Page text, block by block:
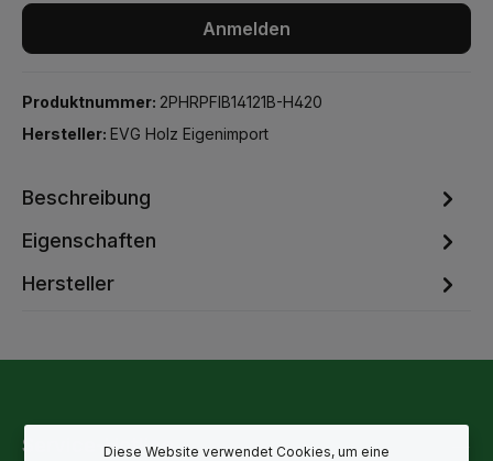
Anmelden
Produktnummer: 2PHRPFIB14121B-H420
Hersteller: EVG Holz Eigenimport
Beschreibung
Eigenschaften
Hersteller
Service-HotlineDiese Website verwendet Cookies, um eine